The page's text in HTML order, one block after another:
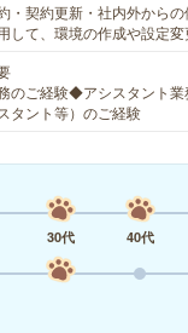
・契約更新・社内外から
して、環境の作成や設定
のご経験◆アシスタント業
タント等）のご経験
30代 40代